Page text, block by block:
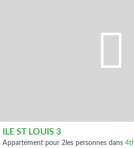
ILE ST LOUIS 3
appartement pour 2les personnes dans